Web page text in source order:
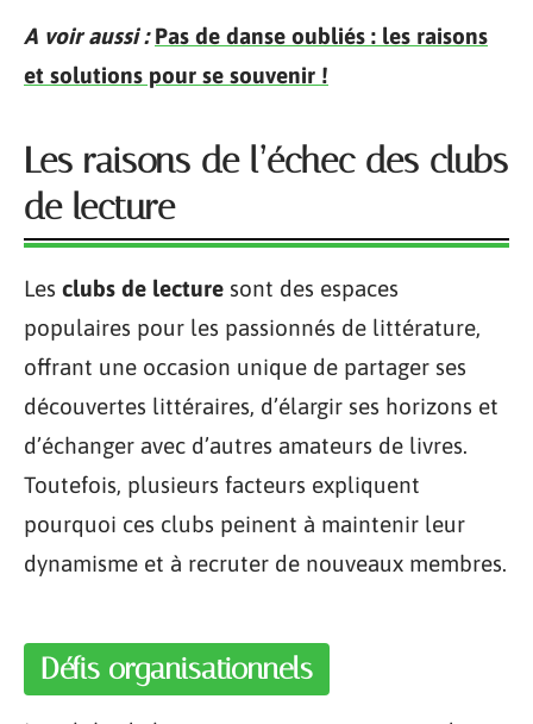
A voir aussi : Pas de danse oubliés : les raisons
et solutions pour se souvenir !
Les raisons de l’échec des clubs
de lecture
Les clubs de lecture sont des espaces
populaires pour les passionnés de littérature,
offrant une occasion unique de partager ses
découvertes littéraires, d’élargir ses horizons et
d’échanger avec d’autres amateurs de livres.
Toutefois, plusieurs facteurs expliquent
pourquoi ces clubs peinent à maintenir leur
dynamisme et à recruter de nouveaux membres.
Défis organisationnels